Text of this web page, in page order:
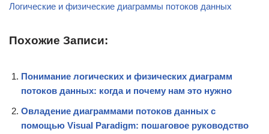
Логические и физические диаграммы потоков данных
Похожие Записи:
Понимание логических и физических диаграмм
потоков данных: когда и почему нам это нужно
Овладение диаграммами потоков данных с
помощью Visual Paradigm: пошаговое руководство